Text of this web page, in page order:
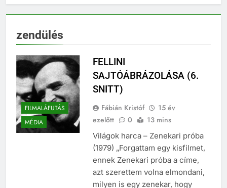
zendülés
FILMALÁFUTÁS
MÉDIA
FELLINI
SAJTÓÁBRÁZOLÁSA (6.
SNITT)
Fábián Kristóf
15 év
Világok harca – Zenekari próba
(1979) „Forgattam egy kisfilmet,
ennek Zenekari próba a címe,
azt szerettem volna elmondani,